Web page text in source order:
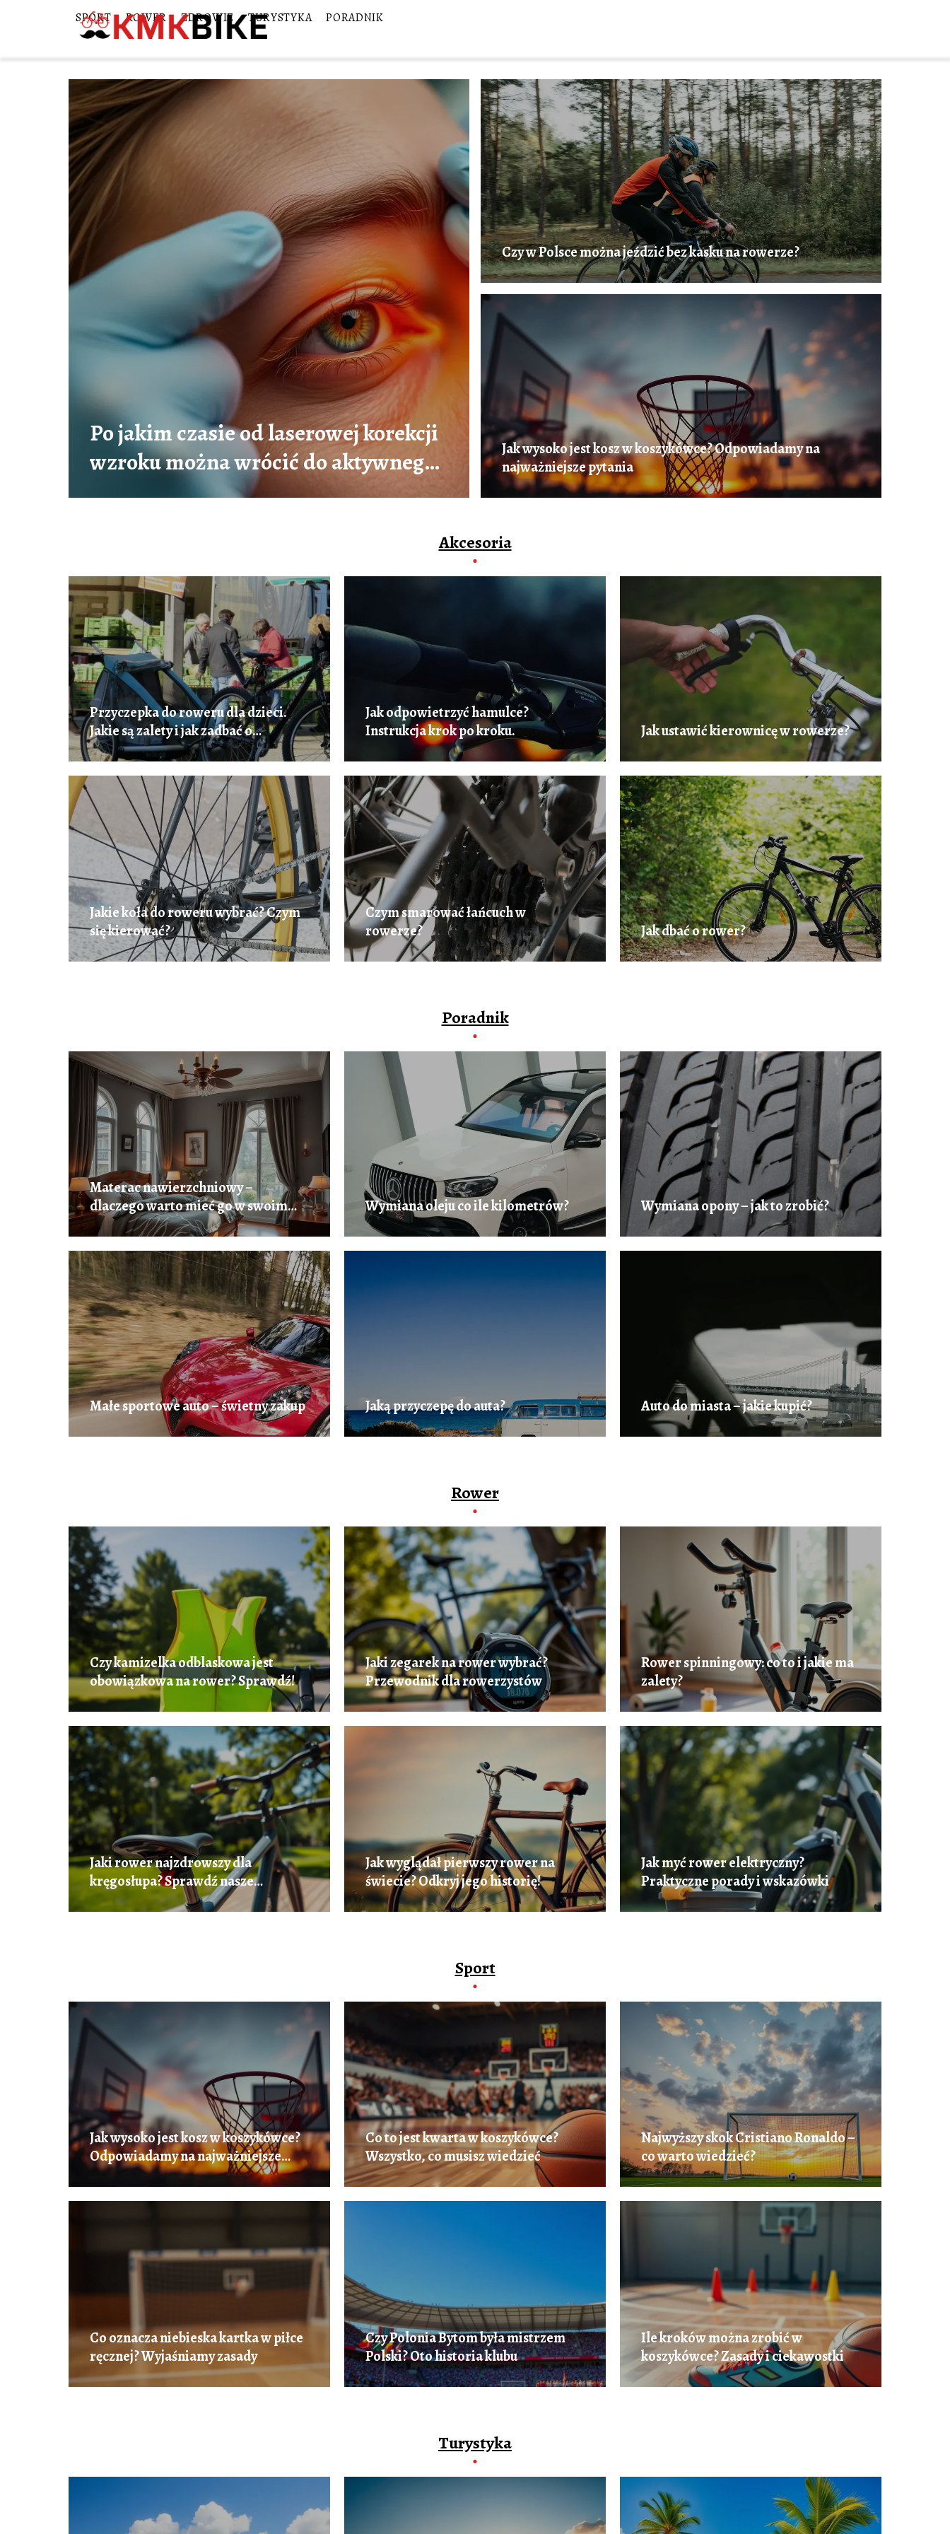
SPORT ROWER ZDROWIE TURYSTYKA PORADNIK
Po jakim czasie od laserowej korekcji
wzroku można wrócić do aktywnego
pływania?
Czy w Polsce można jeździć bez kasku na rowerze?
Jak wysoko jest kosz w koszykówce? Odpowiadamy na
najważniejsze pytania
Akcesoria
Przyczepka do roweru dla dzieci.
Jakie są zalety i jak zadbać o
bezpieczeństwo przewożąc dziecko?
Jak odpowietrzyć hamulce?
Instrukcja krok po kroku.
Jak ustawić kierownicę w rowerze?
Jakie koła do roweru wybrać? Czym
się kierować?
Czym smarować łańcuch w
rowerze?
Jak dbać o rower?
Poradnik
Materac nawierzchniowy –
dlaczego warto mieć go w swoim
domu?
Wymiana oleju co ile kilometrów? Wymiana opony – jak to zrobić?
Małe sportowe auto – świetny zakup Jaką przyczepę do auta? Auto do miasta – jakie kupić?
Rower
Czy kamizelka odblaskowa jest
obowiązkowa na rower? Sprawdź!
Jaki zegarek na rower wybrać?
Przewodnik dla rowerzystów
Rower spinningowy: co to i jakie ma
zalety?
Jaki rower najzdrowszy dla
kręgosłupa? Sprawdź nasze
rekomendacje!
Jak wyglądał pierwszy rower na
świecie? Odkryj jego historię!
Jak myć rower elektryczny?
Praktyczne porady i wskazówki
Sport
Jak wysoko jest kosz w koszykówce?
Odpowiadamy na najważniejsze
pytania
Co to jest kwarta w koszykówce?
Wszystko, co musisz wiedzieć
Najwyższy skok Cristiano Ronaldo –
co warto wiedzieć?
Co oznacza niebieska kartka w piłce
ręcznej? Wyjaśniamy zasady
Czy Polonia Bytom była mistrzem
Polski? Oto historia klubu
Ile kroków można zrobić w
koszykówce? Zasady i ciekawostki
Turystyka